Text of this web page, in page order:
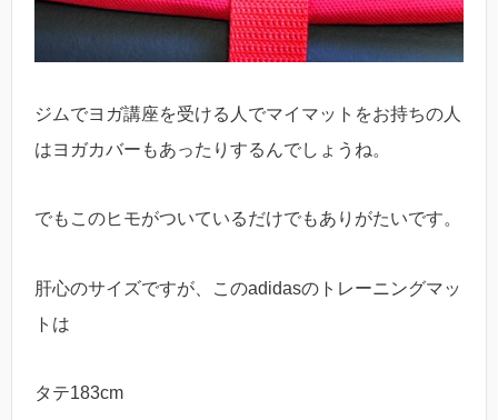
ジムでヨガ講座を受ける人でマイマットをお持ちの人
はヨガカバーもあったりするんでしょうね。
でもこのヒモがついているだけでもありがたいです。
肝心のサイズですが、このadidasのトレーニングマッ
トは
タテ183cm